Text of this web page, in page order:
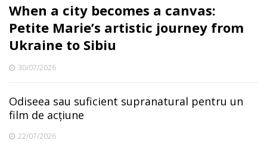
When a city becomes a canvas:
Petite Marie’s artistic journey from
Ukraine to Sibiu
30/07/2026
Odiseea sau suficient supranatural pentru un
film de acțiune
22/07/2026